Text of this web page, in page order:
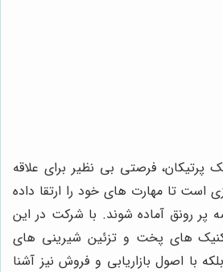
فرصتی بی نظیر برای علاقه
است تا مهارت های خود را ارتقا داده
پر رونق آماده شوند. با شرکت در این
های پخت و تزئین شیرینی های
با اصول بازاریابی و فروش نیز آشنا